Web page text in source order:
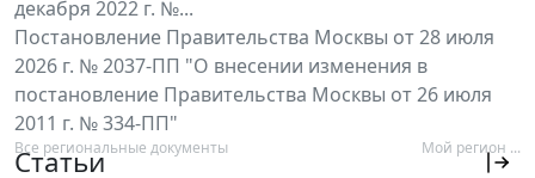
декабря 2022 г. №...
Постановление Правительства Москвы от 28 июля
2026 г. № 2037-ПП "О внесении изменения в
постановление Правительства Москвы от 26 июля
2011 г. № 334-ПП"
Все региональные документы Мой регион ...
Статьи